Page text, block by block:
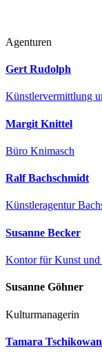
Agenturen
Gert Rudolph
Künstlervermittlung
Margit Knittel
Büro Knimasch
Ralf Bachschmidt
Künstleragentur
Susanne Becker
Kontor für Kunst
Susanne Göhner
Kulturmanagerin
Tamara